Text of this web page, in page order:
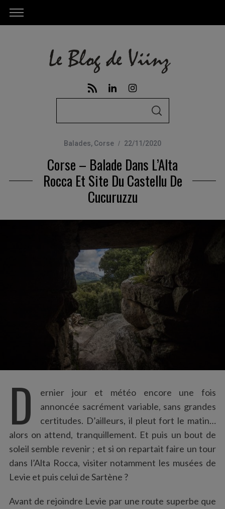
c
f
r
S
C
H
Balades, Corse 22/11/2020
Corse – Balade Dans L’Alta
Rocca Et Site Du Castellu De
Cucuruzzu
D
ernier jour et météo encore une fois
annoncée sacrément variable, sans grandes
certitudes. D’ailleurs, il pleut fort le matin…
alors on attend, tranquillement. Et puis un bout de
soleil semble revenir ; et si on repartait faire un tour
dans l’Alta Rocca, visiter notamment les musées de
Levie et puis celui de Sartène ?
Avant de rejoindre Levie par une route superbe que